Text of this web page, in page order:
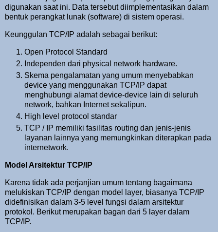
digunakan saat ini. Data tersebut diimplementasikan dalam
bentuk perangkat lunak (software) di sistem operasi.
Keunggulan TCP/IP adalah sebagai berikut:
Open Protocol Standard
Independen dari physical network hardware.
Skema pengalamatan yang umum menyebabkan
device yang menggunakan TCP/IP dapat
menghubungi alamat device-device lain di seluruh
network, bahkan Internet sekalipun.
High level protocol standar
TCP / IP memiliki fasilitas routing dan jenis-jenis
layanan lainnya yang memungkinkan diterapkan pada
internetwork.
Model Arsitektur TCP/IP
Karena tidak ada perjanjian umum tentang bagaimana
melukiskan TCP/IP dengan model layer, biasanya TCP/IP
didefinisikan dalam 3-5 level fungsi dalam arsitektur
protokol. Berikut merupakan bagan dari 5 layer dalam
TCP/IP.